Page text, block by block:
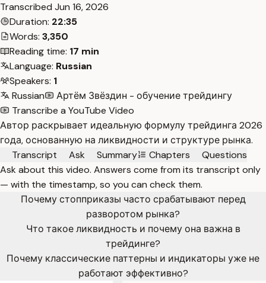
Transcribed Jun 16, 2026
Duration: 22:35
Words: 3,350
Reading time: 17 min
Language: Russian
Speakers: 1
Russian
Артём Звёздин - обучение трейдингу
Transcribe a YouTube Video
Автор раскрывает идеальную формулу трейдинга 2026
года, основанную на ликвидности и структуре рынка.
Transcript
Ask Summary Chapters
Questions
Ask about this video. Answers come from its transcript only
— with the timestamp, so you can check them.
Почему стопприказы часто срабатывают перед
разворотом рынка?
Что такое ликвидность и почему она важна в
трейдинге?
Почему классические паттерны и индикаторы уже не
работают эффективно?